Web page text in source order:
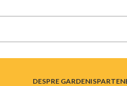
DESPRE GARDENIS